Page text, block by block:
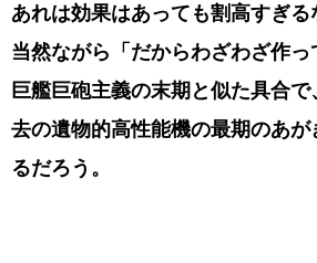
あれは効果はあっても割高すぎる
当然ながら「だからわざわざ作っ
巨艦巨砲主義の末期と似た具合
去の遺物的高性能機の最期のあ
るだろう。